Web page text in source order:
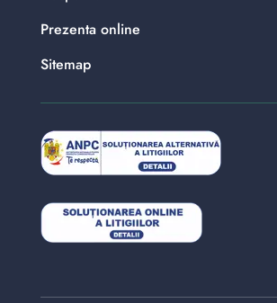
Prezenta online
Sitemap